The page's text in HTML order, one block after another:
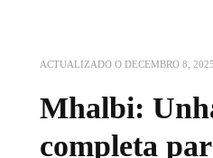
ACTUALIZADO O DECEMBRO 8, 2025
Mhalbi:
completa